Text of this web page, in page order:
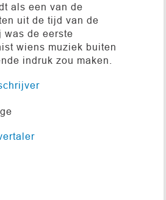
als een van de
uit de tijd van de
was de eerste
wiens muziek buiten
indruk zou maken.